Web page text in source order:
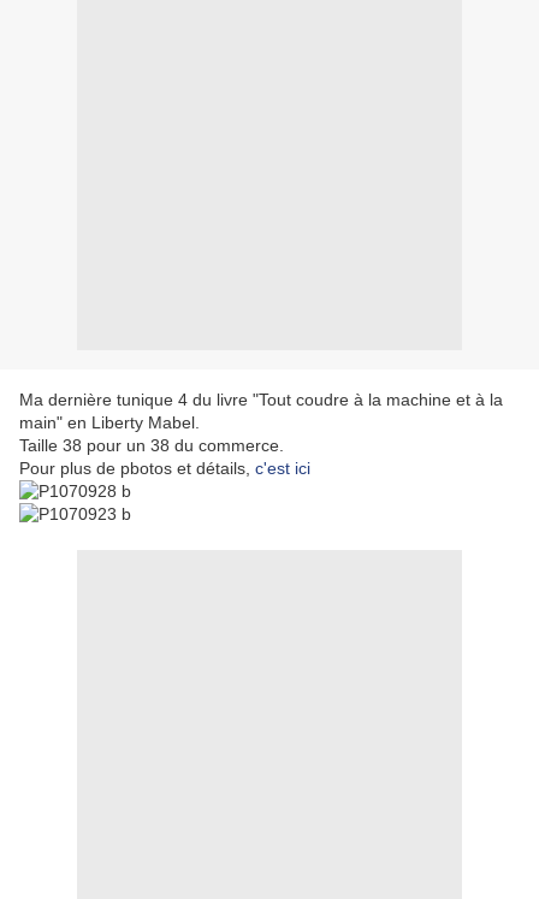
Ma dernière tunique 4 du livre "Tout coudre à la machine et à la
main" en Liberty Mabel.
Taille 38 pour un 38 du commerce.
Pour plus de pbotos et détails, c'est ici